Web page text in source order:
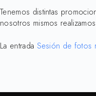
Tenemos distintas
nosotros mismos
La entrada Sesión de fotos